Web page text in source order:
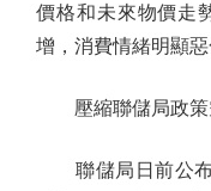
價格和未來物價走
增，消費情緒明顯惡
壓縮聯儲局政策
聯儲局日前公布